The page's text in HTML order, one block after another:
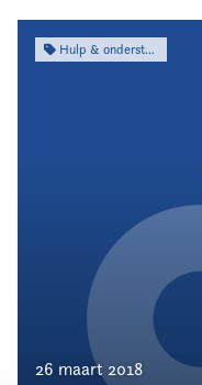
Hulp & ondersteuning
26 maart 2018